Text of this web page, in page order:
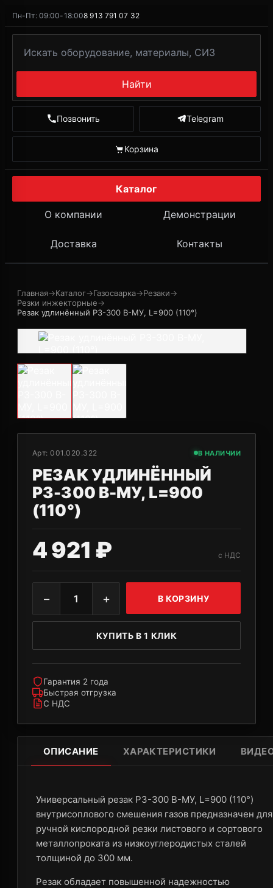
Пн-Пт: 09:00-18:008 913 791 07 32
Найти
Позвонить Telegram
Корзина
Каталог
О компании Демонстрации
Доставка Контакты
Главная→Каталог→Газосварка→Резаки→
Резки инжекторные→
Резак удлинённый Р3-300 В-МУ, L=900 (110°)
ОПИСАНИЕ ХАРАКТЕРИСТИКИ
Универсальный резак Р3-300 В-МУ, L=900 (110°)
внутрисоплового смешения газов предназначен для
ручной кислородной резки листового и сортового
металлопроката из низкоуглеродистых сталей
толщиной до 300 мм.
Резак обладает повышенной надежностью
Арт:001.020.322 В НАЛИЧИИ
РЕЗАК УДЛИНЁННЫЙ
Р3-300 В-МУ, L=900
(110°)
4 921 ₽ с НДС
− 1 + В КОРЗИНУ
КУПИТЬ В 1 КЛИК
Гарантия 2 года
Быстрая отгрузка
С НДС